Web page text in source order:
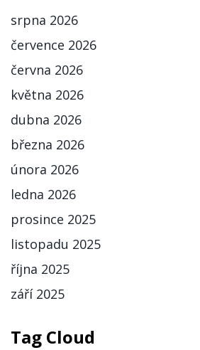
srpna 2026
července 2026
června 2026
května 2026
dubna 2026
března 2026
února 2026
ledna 2026
prosince 2025
listopadu 2025
října 2025
září 2025
Tag Cloud